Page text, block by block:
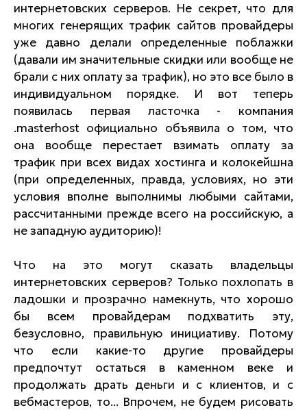
интернетовских серверов. Не секрет, что для
многих генерящих трафик сайтов провайдеры
уже давно делали определенные поблажки
(давали им значительные скидки или вообще не
брали с них оплату за трафик), но это все было в
индивидуальном порядке. И вот теперь
появилась первая ласточка - компания
.masterhost официально объявила о том, что
она вообще перестает взимать оплату за
трафик при всех видах хостинга и колокейшна
(при определенных, правда, условиях, но эти
условия вполне выполнимы любыми сайтами,
рассчитанными прежде всего на российскую, а
не западную аудиторию)!
Что на это могут сказать владельцы
интернетовских серверов? Только похлопать в
ладошки и прозрачно намекнуть, что хорошо
бы всем провайдерам подхватить эту,
безусловно, правильную инициативу. Потому
что если какие-то другие провайдеры
предпочтут остаться в каменном веке и
продолжать драть деньги и с клиентов, и с
вебмастеров, то... Впрочем, не будем рисовать